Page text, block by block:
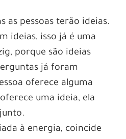
as pessoas terão ideias.
ideias, isso já é uma
porque são ideias
já foram
oferece alguma
uma ideia, ela
à energia, coincide